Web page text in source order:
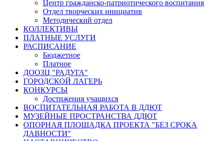
Центр гражданско-патриотического воспитания
Отдел творческих инициатив
Методический отдел
КОЛЛЕКТИВЫ
ПЛАТНЫЕ УСЛУГИ
РАСПИСАНИЕ
Бюджетное
Платное
ДООЗЦ "РАДУГА"
ГОРОДСКОЙ ЛАГЕРЬ
КОНКУРСЫ
Достижения учащихся
ВОСПИТАТЕЛЬНАЯ РАБОТА В ДДЮТ
МУЗЕЙНЫЕ ПРОСТРАНСТВА ДДЮТ
ОПОРНАЯ ПЛОЩАДКА ПРОЕКТА "БЕЗ СРОКА
ДАВНОСТИ"